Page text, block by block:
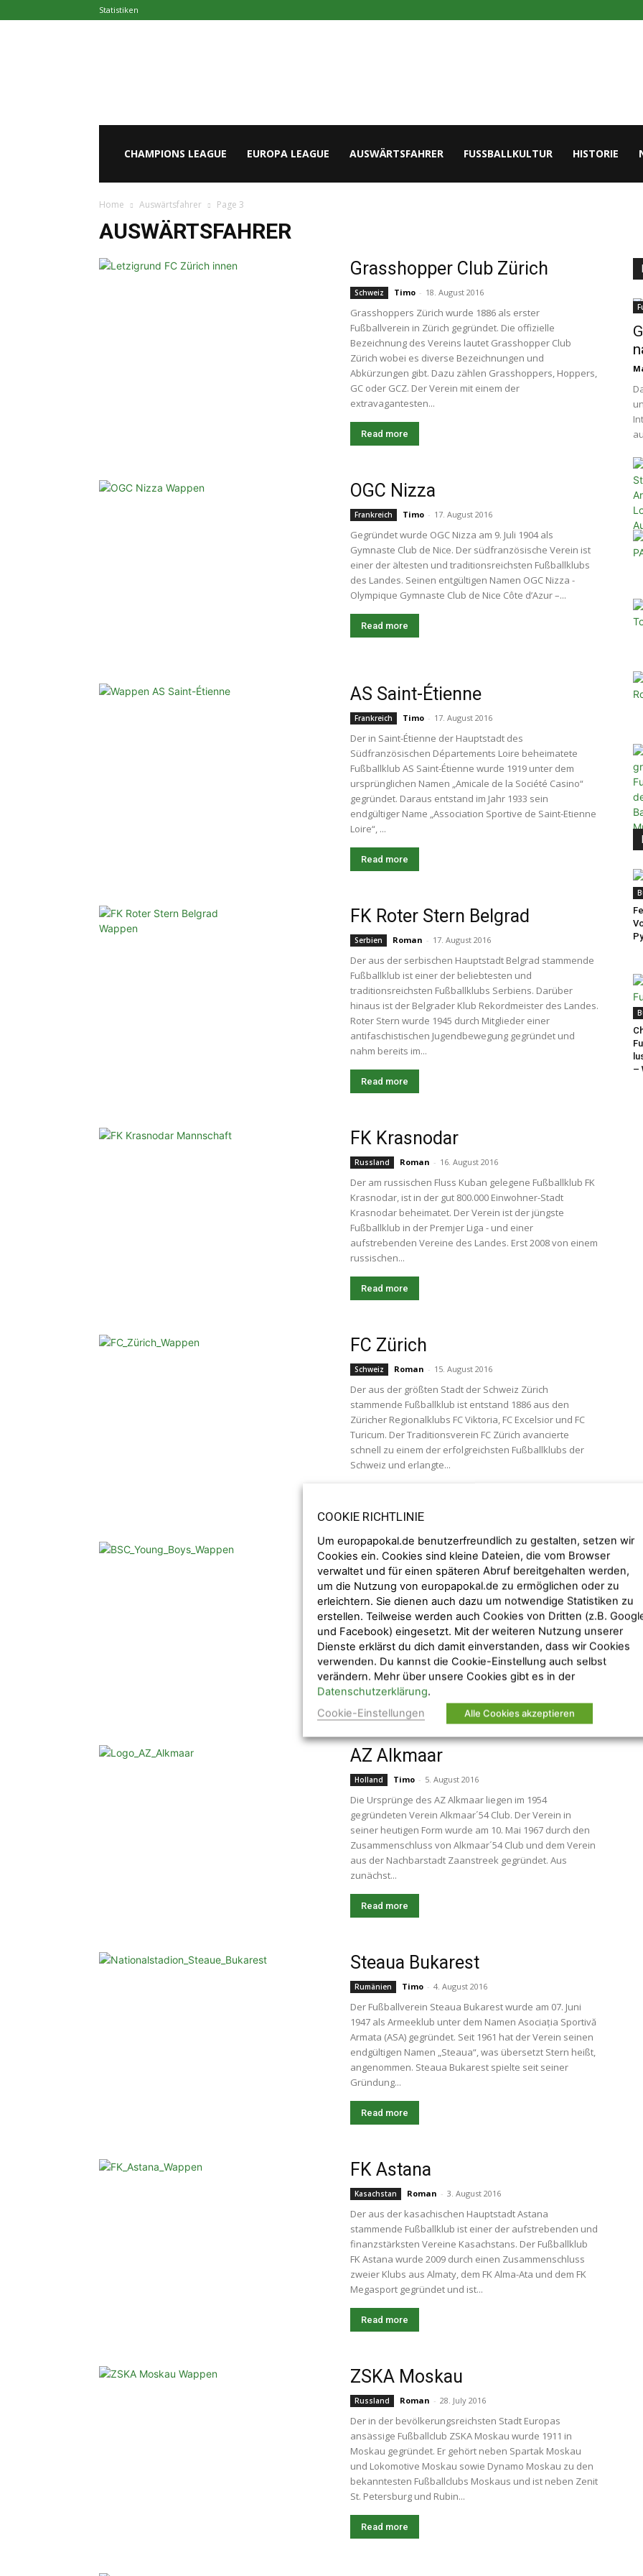
Statistiken
CHAMPIONS LEAGUE EUROPA LEAGUE AUSWÄRTSFAHRER FUSSBALLKULTUR HISTORIE
Home Auswärtsfahrer Page 3
AUSWÄRTSFAHRER
Grasshopper Club Zürich
Schweiz Timo - 18. August 2016
Grasshoppers Zürich wurde 1886 als erster
Fußballverein in Zürich gegründet. Die offizielle
Bezeichnung des Vereins lautet Grasshopper Club
Zürich wobei es diverse Bezeichnungen und
Abkürzungen gibt. Dazu zählen Grasshoppers, Hoppers,
GC oder GCZ. Der Verein mit einem der
extravagantesten...
Read more
OGC Nizza
Frankreich Timo - 17. August 2016
Gegründet wurde OGC Nizza am 9. Juli 1904 als
Gymnaste Club de Nice. Der südfranzösische Verein ist
einer der ältesten und traditionsreichsten Fußballklubs
des Landes. Seinen entgültigen Namen OGC Nizza -
Olympique Gymnaste Club de Nice Côte d’Azur –...
Read more
AS Saint-Étienne
Frankreich Timo - 17. August 2016
Der in Saint-Étienne der Hauptstadt des
Südfranzösischen Départements Loire beheimatete
Fußballklub AS Saint-Étienne wurde 1919 unter dem
ursprünglichen Namen „Amicale de la Société Casino“
gegründet. Daraus entstand im Jahr 1933 sein
endgültiger Name „Association Sportive de Saint-Etienne
Loire“, ...
Read more
FK Roter Stern Belgrad
Serbien Roman - 17. August 2016
Der aus der serbischen Hauptstadt Belgrad stammende
Fußballklub ist einer der beliebtesten und
traditionsreichsten Fußballklubs Serbiens. Darüber
hinaus ist der Belgrader Klub Rekordmeister des Landes.
Roter Stern wurde 1945 durch Mitglieder einer
antifaschistischen Jugendbewegung gegründet und
nahm bereits im...
Read more
FK Krasnodar
Russland Roman - 16. August 2016
Der am russischen Fluss Kuban gelegene Fußballklub FK
Krasnodar, ist in der gut 800.000 Einwohner-Stadt
Krasnodar beheimatet. Der Verein ist der jüngste
Fußballklub in der Premjer Liga - und einer
aufstrebenden Vereine des Landes. Erst 2008 von einem
russischen...
Read more
FC Zürich
Schweiz Roman - 15. August 2016
Der aus der größten Stadt der Schweiz Zürich
stammende Fußballklub ist entstand 1886 aus den
Züricher Regionalklubs FC Viktoria, FC Excelsior und FC
Turicum. Der Traditionsverein FC Zürich avancierte
schnell zu einem der erfolgreichsten Fußballklubs der
Schweiz und erlangte...
Young Boys Bern
Schweiz Timo - 5. August 2016
Am 14. März 1898 wurde der Berner Sport Club Young
Boys (BSC Young Boys) von vier Gymnasiasten
gegründet. Fünf Jahre nach der Gründung des Vereins
wurde Young Boys Bern 1903 erstmalig Schweizer
Fußballmeister. Bis heute gewann der Verein elf...
Read more
AZ Alkmaar
Holland Timo - 5. August 2016
Die Ursprünge des AZ Alkmaar liegen im 1954
gegründeten Verein Alkmaar´54 Club. Der Verein in
seiner heutigen Form wurde am 10. Mai 1967 durch den
Zusammenschluss von Alkmaar´54 Club und dem Verein
aus der Nachbarstadt Zaanstreek gegründet. Aus
zunächst...
Read more
Steaua Bukarest
Rumänien Timo - 4. August 2016
Der Fußballverein Steaua Bukarest wurde am 07. Juni
1947 als Armeeklub unter dem Namen Asociația Sportivă
Armata (ASA) gegründet. Seit 1961 hat der Verein seinen
endgültigen Namen „Steaua“, was übersetzt Stern heißt,
angenommen. Steaua Bukarest spielte seit seiner
Gründung...
Read more
FK Astana
Kasachstan Roman - 3. August 2016
Der aus der kasachischen Hauptstadt Astana
stammende Fußballklub ist einer der aufstrebenden und
finanzstärksten Vereine Kasachstans. Der Fußballklub
FK Astana wurde 2009 durch einen Zusammenschluss
zweier Klubs aus Almaty, dem FK Alma-Ata und dem FK
Megasport gegründet und ist...
Read more
ZSKA Moskau
Russland Roman - 28. July 2016
Der in der bevölkerungsreichsten Stadt Europas
ansässige Fußballclub ZSKA Moskau wurde 1911 in
Moskau gegründet. Er gehört neben Spartak Moskau
und Lokomotive Moskau sowie Dynamo Moskau zu den
bekanntesten Fußballclubs Moskaus und ist neben Zenit
St. Petersburg und Rubin...
Read more
–
COOKIE RICHTLINIE
Um europapokal.de benutzerfreundlich zu gestalten, setzen wir
Cookies ein. Cookies sind kleine Dateien, die vom Browser
verwaltet und für einen späteren Abruf bereitgehalten werden,
um die Nutzung von europapokal.de zu ermöglichen oder zu
erleichtern. Sie dienen auch dazu um notwendige Statistiken zu
erstellen. Teilweise werden auch Cookies von Dritten (z.B.
und Facebook) eingesetzt. Mit der weiteren Nutzung unserer
Dienste erklärst du dich damit einverstanden, dass wir Cookies
verwenden. Du kannst die Cookie-Einstellung auch selbst
verändern. Mehr über unsere Cookies gibt es in der
Datenschutzerklärung.
Cookie-Einstellungen
Alle Cookies akzeptieren